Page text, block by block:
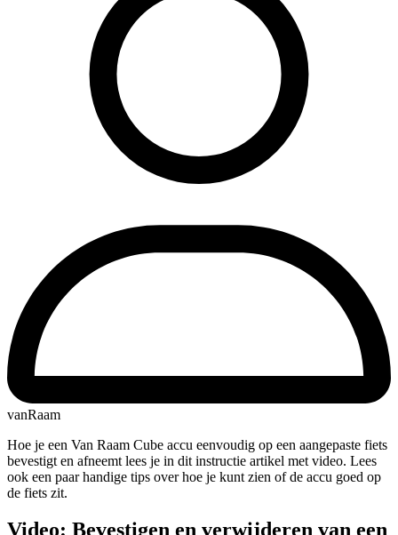
vanRaam
Hoe je een Van Raam Cube accu eenvoudig op een aangepaste fiets
bevestigt en afneemt lees je in dit instructie artikel met video. Lees
ook een paar handige tips over hoe je kunt zien of de accu goed op
de fiets zit.
Video: Bevestigen en verwijderen van een